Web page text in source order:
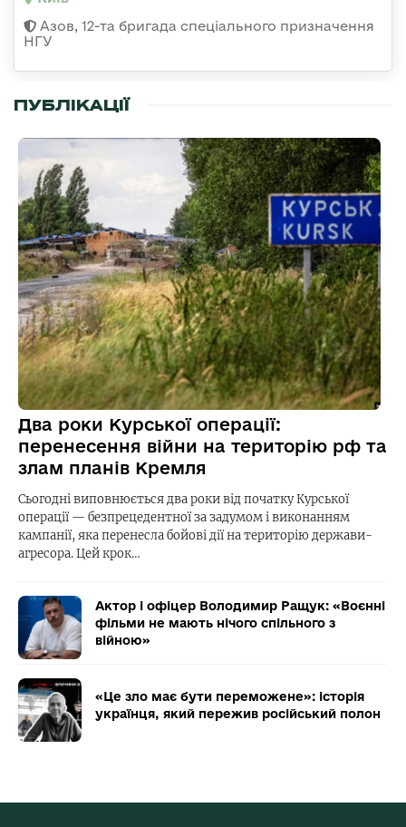
Азов, 12-та бригада спеціального призначення
НГУ
ПУБЛІКАЦІЇ
Два роки Курської операції:
перенесення війни на територію рф та
злам планів Кремля
Сьогодні виповнюється два роки від початку Курської
операції — безпрецедентної за задумом і виконанням
кампанії, яка перенесла бойові дії на територію держави-
агресора. Цей крок…
Актор і офіцер Володимир Ращук: «Воєнні
фільми не мають нічого спільного з
війною»
«Це зло має бути переможене»: історія
українця, який пережив російський полон